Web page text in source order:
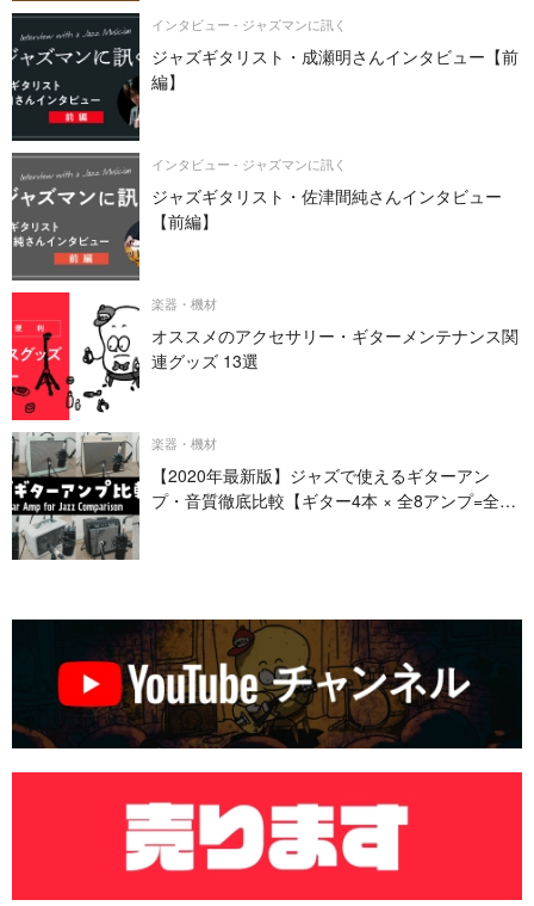
インタビュー - ジャズマンに訊く
ジャズギタリスト・成瀬明さんインタビュー【前
編】
インタビュー - ジャズマンに訊く
ジャズギタリスト・佐津間純さんインタビュー
【前編】
楽器・機材
オススメのアクセサリー・ギターメンテナンス関
連グッズ 13選
楽器・機材
【2020年最新版】ジャズで使えるギターアン
プ・音質徹底比較【ギター4本 × 全8アンプ=全32